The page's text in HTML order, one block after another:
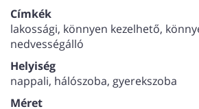
Lapméret: 1285 mm*192 mm*8mm
Csomagosztó: 2,22 m2/csomag
Címkék
lakossági, könnyen kezelhető,
nedvességálló
Helyiség
nappali, hálószoba, gyerekszoba
Méret